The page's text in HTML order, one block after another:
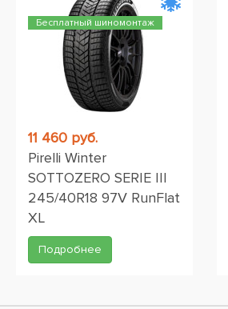
Бесплатный шиномонтаж
11 460 руб.
Pirelli Winter
SOTTOZERO SERIE III
245/40R18 97V RunFlat
XL
Подробнее